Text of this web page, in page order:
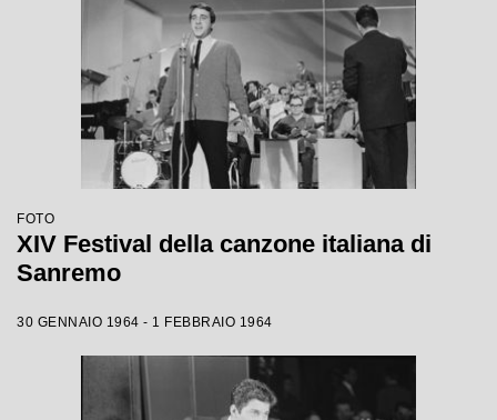
FOTO
XIV Festival della canzone italiana di
Sanremo
30 GENNAIO 1964 - 1 FEBBRAIO 1964